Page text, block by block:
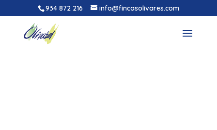
934 872 216 info@fincasolivares.com